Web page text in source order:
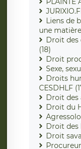
Liens de
une
Droit des
(18)
Droit
Sexe,
Droits
CESDHLF
Droit des
Droit du
Droit des
Droit